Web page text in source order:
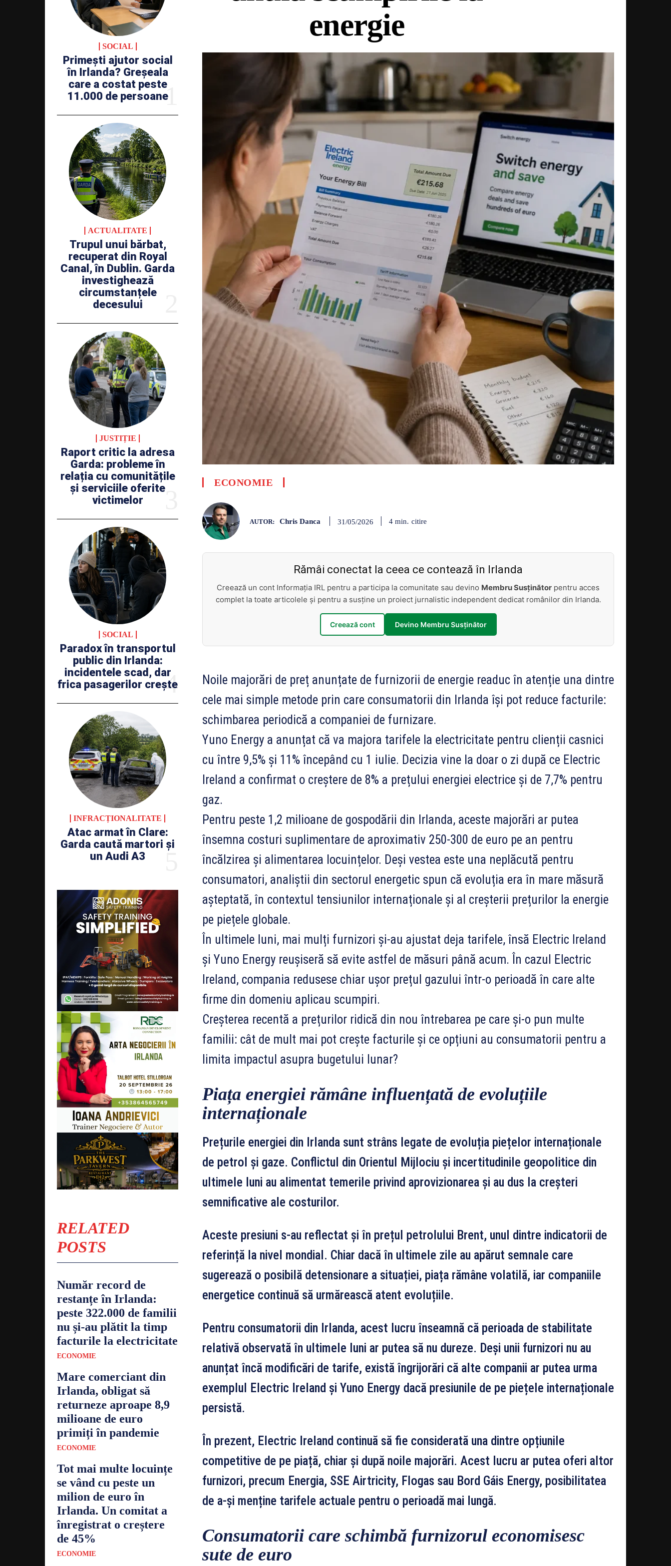
SOCIAL
Primești ajutor social
în Irlanda? Greșeala
care a costat peste
11.000 de persoane
ACTUALITATE
Trupul unui bărbat,
recuperat din Royal
Canal, în Dublin. Garda
investighează
circumstanțele
decesului
JUSTIȚIE
Raport critic la adresa
Garda: probleme în
relația cu comunitățile
și serviciile oferite
victimelor
SOCIAL
Paradox în transportul
public din Irlanda:
incidentele scad, dar
frica pasagerilor crește
INFRACȚIONALITATE
Atac armat în Clare:
Garda caută martori și
un Audi A3
RELATED
POSTS
Număr record de
restanțe în Irlanda:
peste 322.000 de familii
nu și-au plătit la timp
facturile la electricitate
ECONOMIE
Mare comerciant din
Irlanda, obligat să
returneze aproape 8,9
milioane de euro
primiți în pandemie
ECONOMIE
Tot mai multe locuințe
se vând cu peste un
milion de euro în
Irlanda. Un comitat a
înregistrat o creștere
de 45%
ECONOMIE
energie
ECONOMIE
AUTOR: Chris Danca 31/05/2026 4 min. citire
Rămâi conectat la ceea ce contează în Irlanda
Creează un cont Informația IRL pentru a participa la comunitate sau devino Membru Susținător pentru acces
complet la toate articolele și pentru a susține un proiect jurnalistic independent dedicat românilor din Irlanda.
Creează cont Devino Membru Susținător
Noile majorări de preț anunțate de furnizorii de energie readuc în atenție una dintre
cele mai simple metode prin care consumatorii din Irlanda își pot reduce facturile:
schimbarea periodică a companiei de furnizare.
Yuno Energy a anunțat că va majora tarifele la electricitate pentru clienții casnici
cu între 9,5% și 11% începând cu 1 iulie. Decizia vine la doar o zi după ce Electric
Ireland a confirmat o creștere de 8% a prețului energiei electrice și de 7,7% pentru
gaz.
Pentru peste 1,2 milioane de gospodării din Irlanda, aceste majorări ar putea
însemna costuri suplimentare de aproximativ 250-300 de euro pe an pentru
încălzirea și alimentarea locuințelor. Deși vestea este una neplăcută pentru
consumatori, analiștii din sectorul energetic spun că evoluția era în mare măsură
așteptată, în contextul tensiunilor internaționale și al creșterii prețurilor la energie
pe piețele globale.
În ultimele luni, mai mulți furnizori și-au ajustat deja tarifele, însă Electric Ireland
și Yuno Energy reușiseră să evite astfel de măsuri până acum. În cazul Electric
Ireland, compania redusese chiar ușor prețul gazului într-o perioadă în care alte
firme din domeniu aplicau scumpiri.
Creșterea recentă a prețurilor ridică din nou întrebarea pe care și-o pun multe
familii: cât de mult mai pot crește facturile și ce opțiuni au consumatorii pentru a
limita impactul asupra bugetului lunar?
Piața energiei rămâne influențată de evoluțiile
internaționale
Prețurile energiei din Irlanda sunt strâns legate de evoluția piețelor internaționale
de petrol și gaze. Conflictul din Orientul Mijlociu și incertitudinile geopolitice din
ultimele luni au alimentat temerile privind aprovizionarea și au dus la creșteri
semnificative ale costurilor.
Aceste presiuni s-au reflectat și în prețul petrolului Brent, unul dintre indicatorii de
referință la nivel mondial. Chiar dacă în ultimele zile au apărut semnale care
sugerează o posibilă detensionare a situației, piața rămâne volatilă, iar companiile
energetice continuă să urmărească atent evoluțiile.
Pentru consumatorii din Irlanda, acest lucru înseamnă că perioada de stabilitate
relativă observată în ultimele luni ar putea să nu dureze. Deși unii furnizori nu au
anunțat încă modificări de tarife, există îngrijorări că alte companii ar putea urma
exemplul Electric Ireland și Yuno Energy dacă presiunile de pe piețele internaționale
persistă.
În prezent, Electric Ireland continuă să fie considerată una dintre opțiunile
competitive de pe piață, chiar și după noile majorări. Acest lucru ar putea oferi altor
furnizori, precum Energia, SSE Airtricity, Flogas sau Bord Gáis Energy, posibilitatea
de a-și menține tarifele actuale pentru o perioadă mai lungă.
Consumatorii care schimbă furnizorul economisesc
sute de euro